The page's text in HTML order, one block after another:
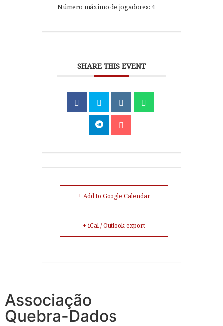
Número máximo de jogadores:4
SHARE THIS EVENT
+ Add to Google Calendar
+ iCal / Outlook export
Associação
Quebra-Dados